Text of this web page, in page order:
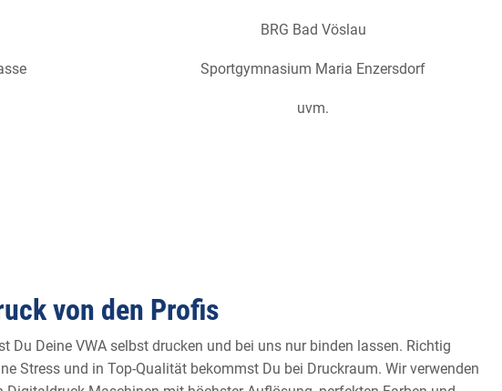
BRG Bad Vöslau
Sportgymnasium Maria Enzersdorf
uvm.
von den Profis
Du Deine VWA selbst drucken und bei uns nur binden lassen. Richtig
Stress und in Top-Qualität bekommst Du bei Druckraum. Wir verwenden